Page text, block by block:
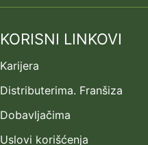
KORISNI LINKOVI
Karijera
Distributerima. Franšiza
Dobavljačima
Uslovi korišćenja